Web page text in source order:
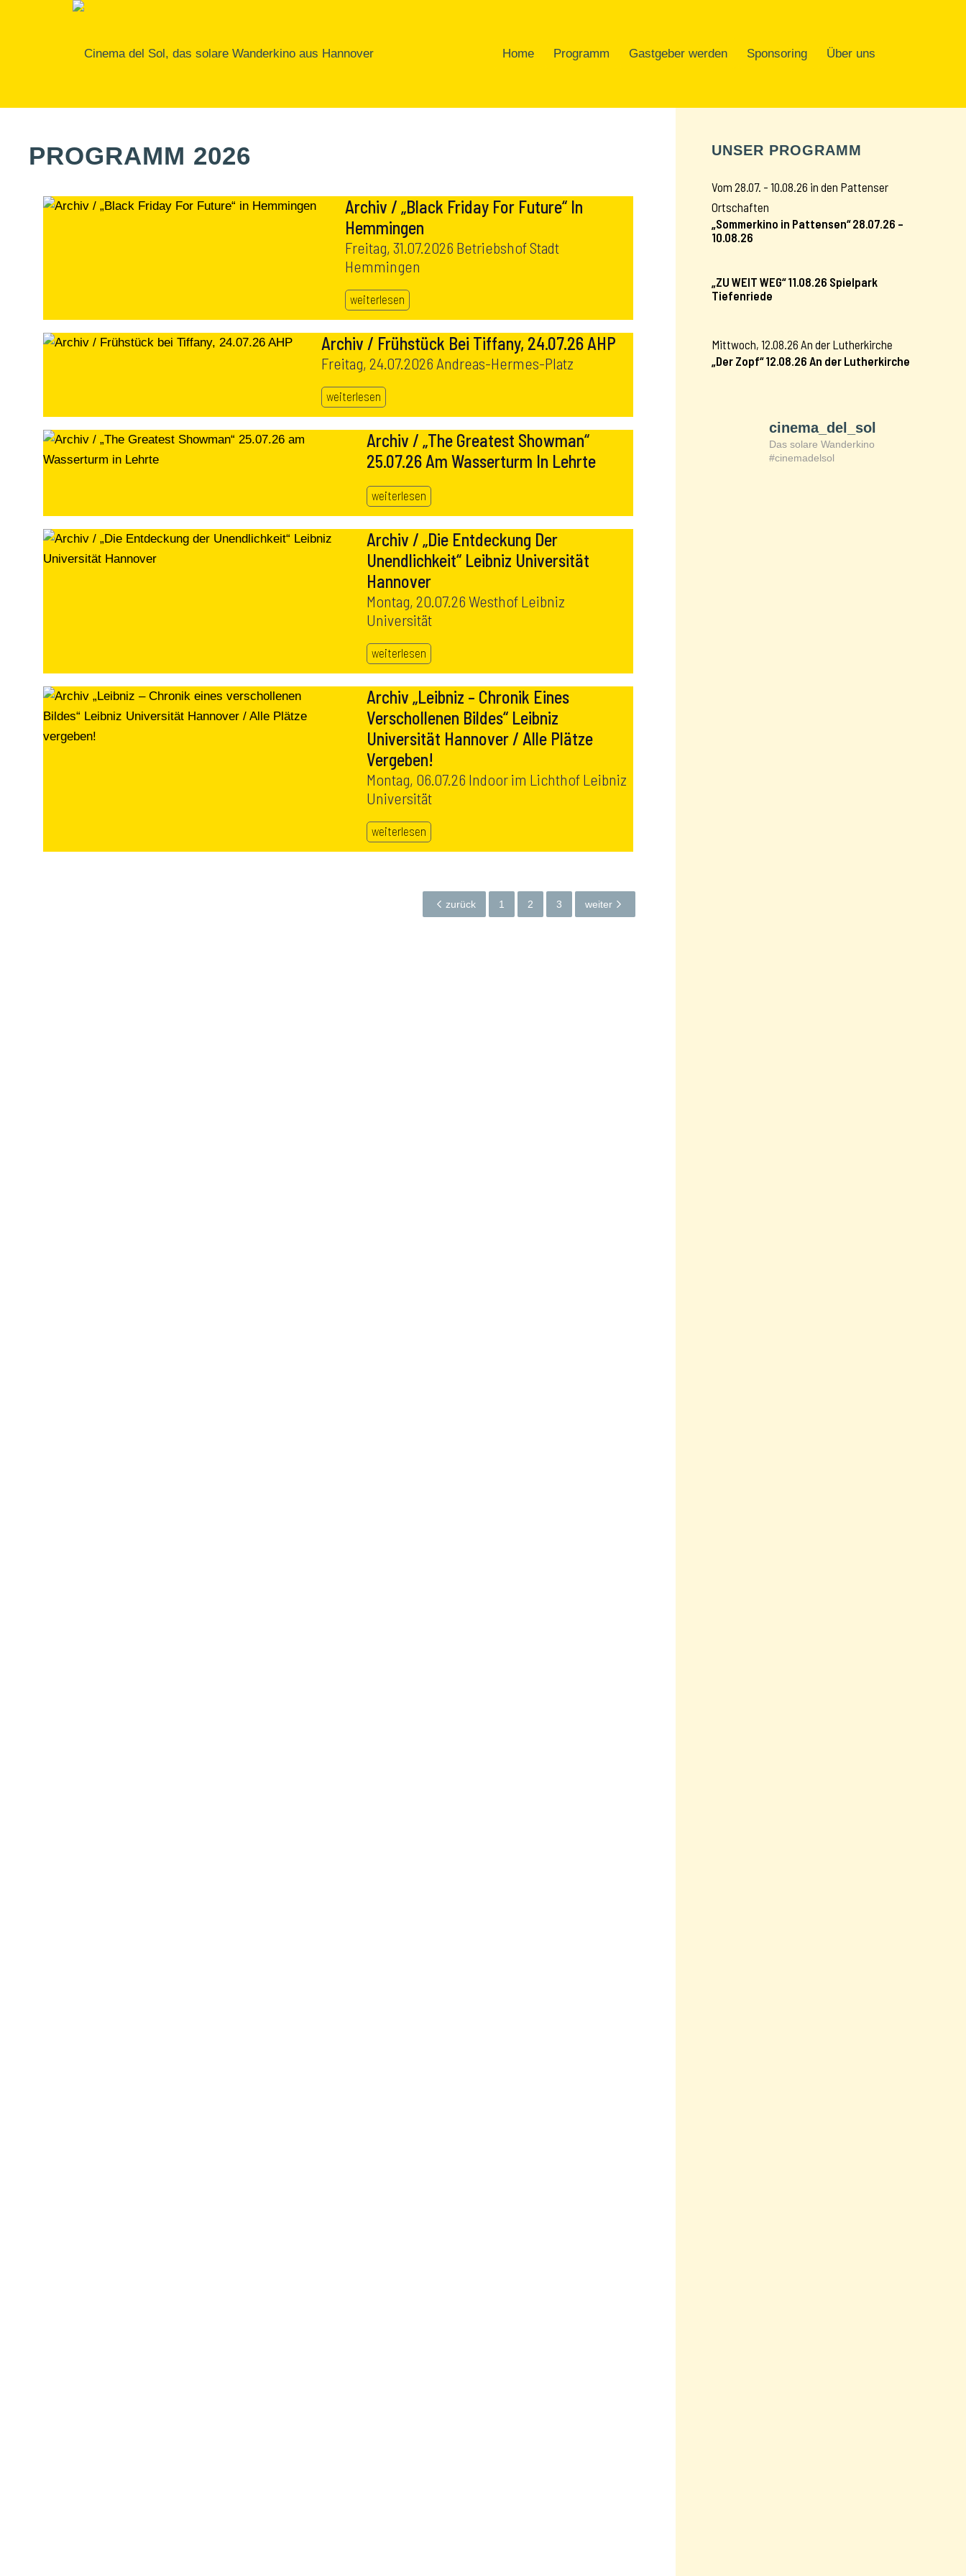
Home Programm Gastgeber werden Sponsoring Über uns
PROGRAMM 2026
Archiv / „Black Friday For Future“ In
Hemmingen
Freitag, 31.07.2026 Betriebshof Stadt
Hemmingen
weiterlesen
Archiv / Frühstück Bei Tiffany, 24.07.26 AHP
Freitag, 24.07.2026 Andreas-Hermes-Platz
weiterlesen
Archiv / „The Greatest Showman“
25.07.26 Am Wasserturm In Lehrte
weiterlesen
Archiv / „Die Entdeckung Der
Unendlichkeit“ Leibniz Universität
Hannover
Montag, 20.07.26 Westhof Leibniz
Universität
weiterlesen
Archiv „Leibniz – Chronik Eines
Verschollenen Bildes“ Leibniz
Universität Hannover / Alle Plätze
Vergeben!
Montag, 06.07.26 Indoor im Lichthof Leibniz
Universität
weiterlesen
zurück 1 2 3 weiter
UNSER PROGRAMM
Vom 28.07. - 10.08.26 in den Pattenser
Ortschaften
„Sommerkino in Pattensen“ 28.07.26 –
10.08.26
„ZU WEIT WEG“ 11.08.26 Spielpark
Tiefenriede
Mittwoch, 12.08.26 An der Lutherkirche
„Der Zopf“ 12.08.26 An der Lutherkirche
cinema_del_sol
Das solare Wanderkino
#cinemadelsol